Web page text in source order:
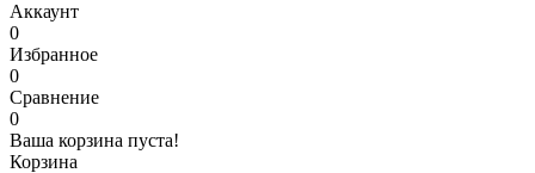
Аккаунт
0
Избранное
0
Сравнение
0
Ваша корзина пуста!
Корзина